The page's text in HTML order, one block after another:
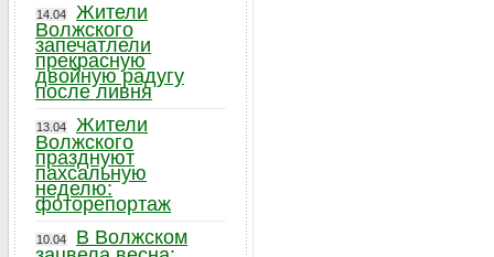
14.04
Жители
Волжского
запечатлели
прекрасную
двойную радугу
после ливня
13.04
Жители
Волжского
празднуют
пахсальную
неделю:
фоторепортаж
10.04
В Волжском